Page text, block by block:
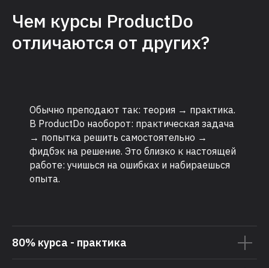
Чем курсы ProductDo
отличаются от других?
Обычно преподают так: теория → практика.
В ProductDo наоборот: практическая задача
→ попытка решить самостоятельно →
фидбэк на решение. Это близко к настоящей
работе: учишься на ошибках и набираешься
опыта.
80% курса - практика